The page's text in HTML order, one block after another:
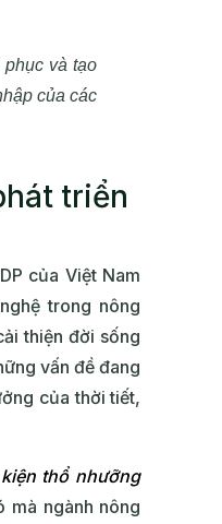
và tạo
của các
triển
của Việt Nam
trong nông
thiện đời sống
vấn đề đang
của thời tiết,
thổ nhưỡng
mà ngành nông